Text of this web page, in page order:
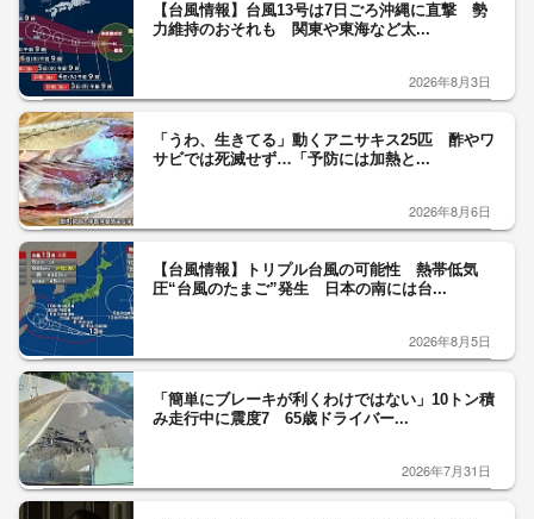
【台風情報】台風13号は7日ごろ沖縄に直撃 勢
力維持のおそれも 関東や東海など太...
2026年8月3日
「うわ、生きてる」動くアニサキス25匹 酢やワ
サビでは死滅せず…「予防には加熱と...
2026年8月6日
【台風情報】トリプル台風の可能性 熱帯低気
圧“台風のたまご”発生 日本の南には台...
2026年8月5日
「簡単にブレーキが利くわけではない」10トン積
み走行中に震度7 65歳ドライバー...
2026年7月31日